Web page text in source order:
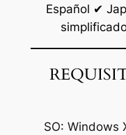
Español ✔
SO: Windows